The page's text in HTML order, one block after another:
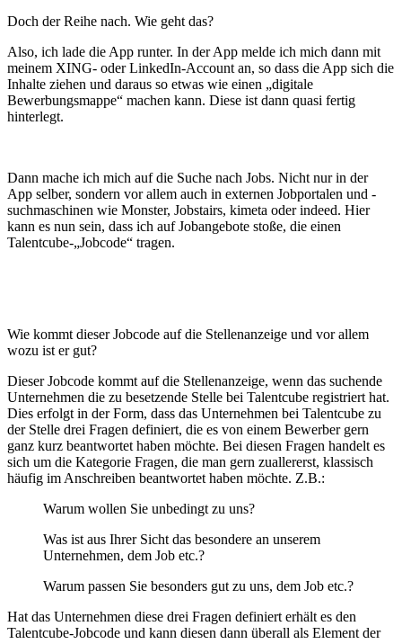
Doch der Reihe nach. Wie geht das?
Also, ich lade die App runter. In der App melde ich mich dann mit
meinem XING- oder LinkedIn-Account an, so dass die App sich die
Inhalte ziehen und daraus so etwas wie einen „digitale
Bewerbungsmappe“ machen kann. Diese ist dann quasi fertig
hinterlegt.
Dann mache ich mich auf die Suche nach Jobs. Nicht nur in der
App selber, sondern vor allem auch in externen Jobportalen und -
suchmaschinen wie Monster, Jobstairs, kimeta oder indeed. Hier
kann es nun sein, dass ich auf Jobangebote stoße, die einen
Talentcube-„Jobcode“ tragen.
Wie kommt dieser Jobcode auf die Stellenanzeige und vor allem
wozu ist er gut?
Dieser Jobcode kommt auf die Stellenanzeige, wenn das suchende
Unternehmen die zu besetzende Stelle bei Talentcube registriert hat.
Dies erfolgt in der Form, dass das Unternehmen bei Talentcube zu
der Stelle drei Fragen definiert, die es von einem Bewerber gern
ganz kurz beantwortet haben möchte. Bei diesen Fragen handelt es
sich um die Kategorie Fragen, die man gern zuallererst, klassisch
häufig im Anschreiben beantwortet haben möchte. Z.B.:
Warum wollen Sie unbedingt zu uns?
Was ist aus Ihrer Sicht das besondere an unserem
Unternehmen, dem Job etc.?
Warum passen Sie besonders gut zu uns, dem Job etc.?
Hat das Unternehmen diese drei Fragen definiert erhält es den
Talentcube-Jobcode und kann diesen dann überall als Element der